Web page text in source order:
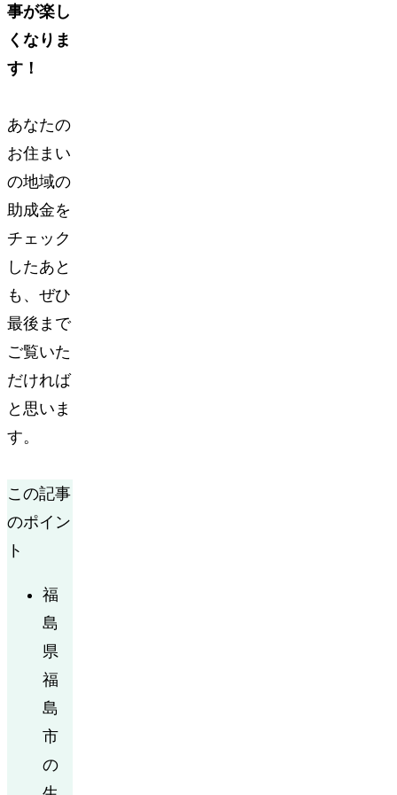
事が楽し
くなりま
す！
あなたの
お住まい
の地域の
助成金を
チェック
したあと
も、ぜひ
最後まで
ご覧いた
だければ
と思いま
す。
この記事
のポイン
ト
福
島
県
福
島
市
の